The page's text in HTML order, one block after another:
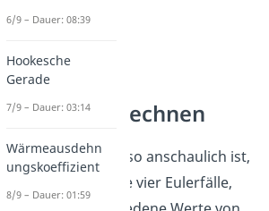
Knickung berechnen
Da das Ganze nicht so anschaulich ist,
zeigen wir dir für die vier Eulerfälle,
6/9 – Dauer: 08:39
Hookesche
Gerade
7/9 – Dauer: 03:14
Wärmeausdehn
ungskoeffizient
8/9 – Dauer: 01:59